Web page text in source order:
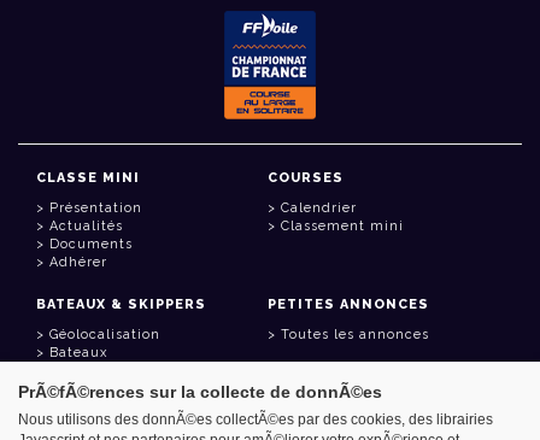
CLASSE MINI
Présentation
Actualités
Documents
Adhérer
COURSES
Calendrier
Classement mini
BATEAUX & SKIPPERS
Géolocalisation
Bateaux
PETITES ANNONCES
Toutes les annonces
LIENS UTILES
PrÃ©fÃ©rences sur la collecte de donnÃ©es
Nous utilisons des donnÃ©es collectÃ©es par des cookies, des librairies